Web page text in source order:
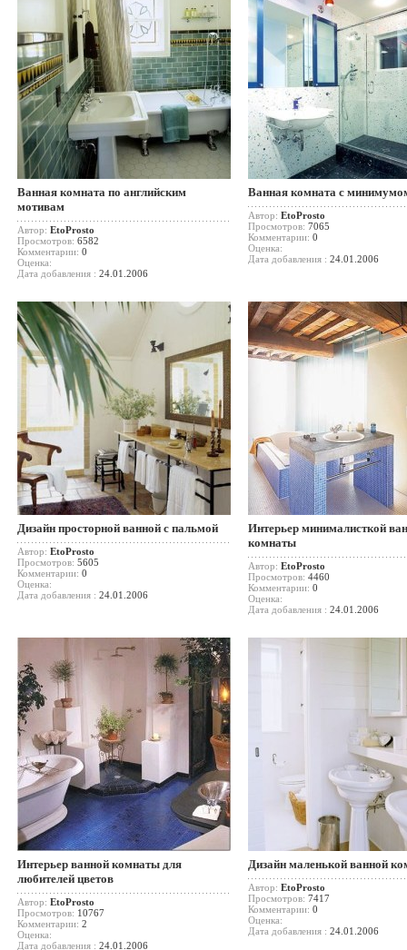
Ванная комната по английским
мотивам
Автор: EtoProsto
Просмотров: 6582
Комментарии: 0
Оценка:
Дата добавления : 24.01.2006
Ванная комната с
Автор: EtoProsto
Просмотров: 7065
Комментарии: 0
Оценка:
Дата добавления : 24.01.2006
Дизайн просторной ванной с пальмой
Автор: EtoProsto
Просмотров: 5605
Комментарии: 0
Оценка:
Дата добавления : 24.01.2006
Интерьер минималисткой
комнаты
Автор: EtoProsto
Просмотров: 4460
Комментарии: 0
Оценка:
Дата добавления : 24.01.2006
Интерьер ванной комнаты для
любителей цветов
Автор: EtoProsto
Просмотров: 10767
Комментарии: 2
Оценка:
Дата добавления : 24.01.2006
Дизайн маленькой ванной
Автор: EtoProsto
Просмотров: 7417
Комментарии: 0
Оценка:
Дата добавления : 24.01.2006